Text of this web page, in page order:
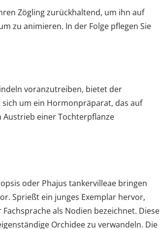
Zögling zurückhaltend, um ihn auf
zu animieren. In der Folge pflegen Sie
voranzutreiben, bietet der
sich um ein Hormonpräparat, das auf
Austrieb einer Tochterpflanze
oder Phajus tankervilleae bringen
Sprießt ein junges Exemplar hervor,
als Nodien bezeichnet. Diese
Orchidee zu verwandeln. Die